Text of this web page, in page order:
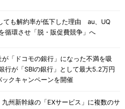
ても解約率が低下した理由 au、UQ
循環させ「脱・販促費競争」へ
が「ドコモの銀行」になった不満を吸
行が「SBIの銀行」として最大5.2万円
クキャンペーンを開催
州新幹線の「EXサービス」に複数のサ